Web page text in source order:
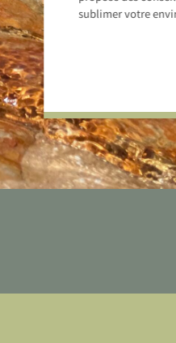
sublimer votre